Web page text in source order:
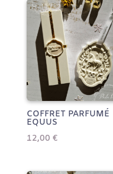
plus
récent
au
plus
ancien
COFFRET PARFUMÉ
EQUUS
12,00 €